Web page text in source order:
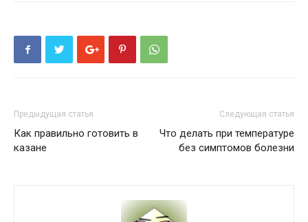
Предыдущая статья
Как правильно готовить в
казане
Следующая статья
Что делать при температуре
без симптомов болезни